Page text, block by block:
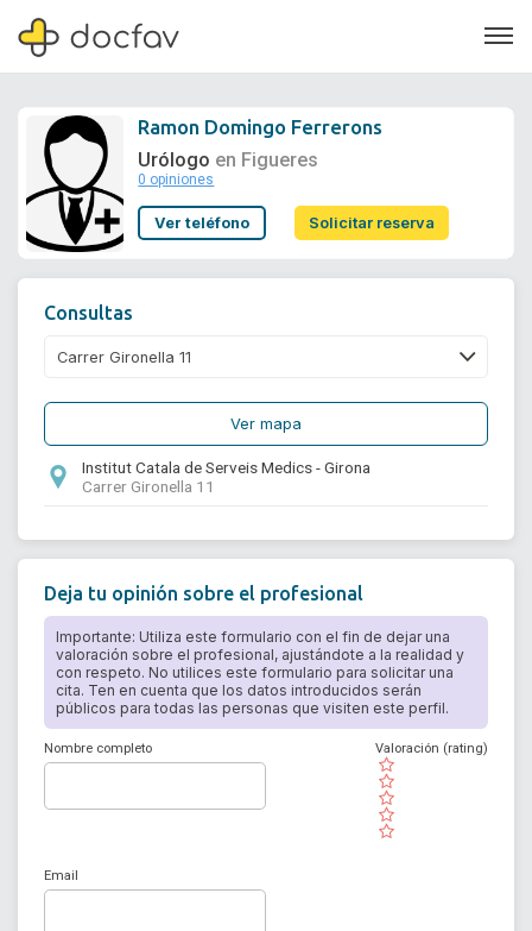
Soporte
Ramon Domingo Ferrerons
Urólogo en Figueres
0 opiniones
Ver teléfono Solicitar reserva
Consultas
Ver mapa
Institut Catala de Serveis Medics - Girona
Carrer Gironella 11
Deja tu opinión sobre el profesional
Importante: Utiliza este formulario con el fin de dejar una
valoración sobre el profesional, ajustándote a la realidad y
con respeto. No utilices este formulario para solicitar una
cita. Ten en cuenta que los datos introducidos serán
públicos para todas las personas que visiten este perfil.
Nombre completo
( )
( )
( )
( )
( )
Valoración (rating)
Email